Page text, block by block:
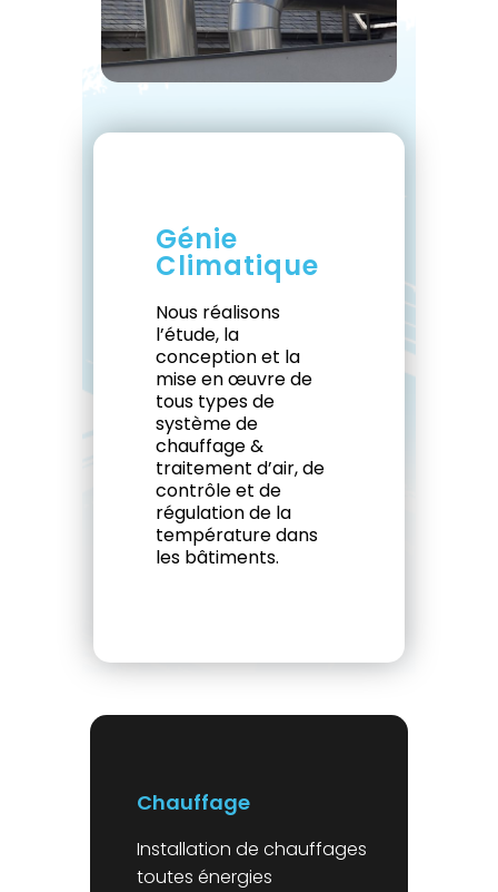
Génie
Climatique
Nous réalisons
l’étude, la
conception et la
mise en œuvre de
tous types de
système de
chauffage &
traitement d’air, de
contrôle et de
régulation de la
température dans
les bâtiments.
Chauffage
Installation de chauffages
toutes énergies